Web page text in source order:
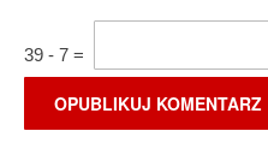
39 - 7 =